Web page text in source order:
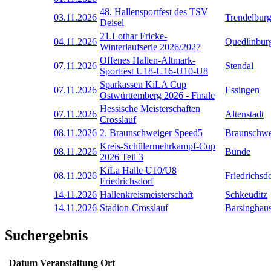
03.11.2026
48. Hallensportfest des TSV
Deisel
Trendelburg
04.11.2026
21.Lothar Fricke-
Winterlaufserie 2026/2027
07.11.2026
Offenes Hallen-Altmark-
Sportfest U18-U16-U10-U8
Stendal
07.11.2026
Sparkassen KiLA Cup
Ostwürttemberg 2026 - Finale
Essingen
07.11.2026
Hessische Meisterschaften
Crosslauf
Altenstadt
08.11.2026 2. Braunschweiger Speed5
08.11.2026
Kreis-Schülermehrkampf-Cup
2026 Teil 3
Bünde
08.11.2026
KiLa Halle U10/U8
Friedrichsdorf
14.11.2026 Hallenkreismeisterschaft
Schkeuditz
14.11.2026 Stadion-Crosslauf
Suchergebnis
Datum Veranstaltung Ort